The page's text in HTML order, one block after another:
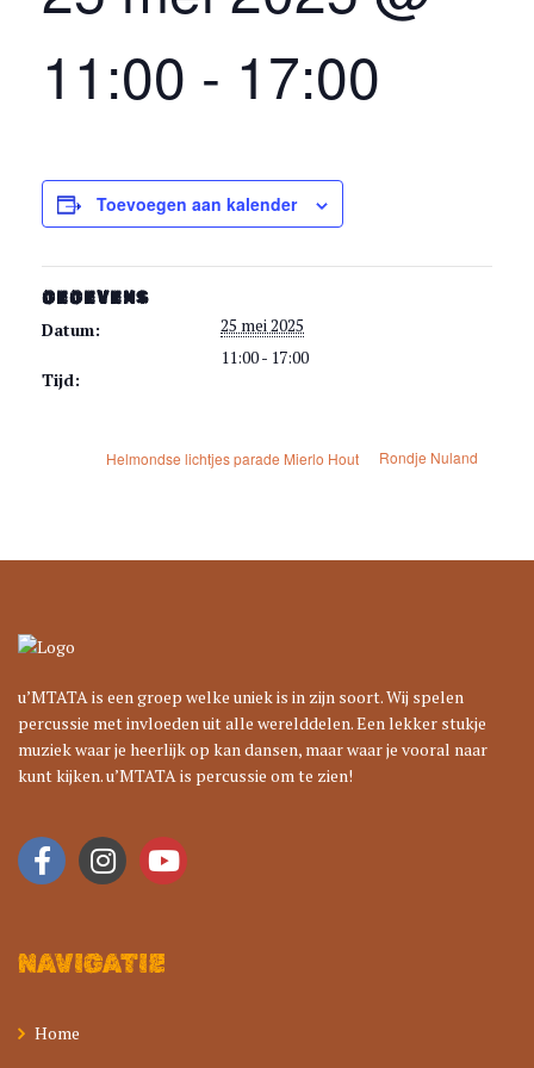
11:00 - 17:00
Toevoegen aan kalender
GEGEVENS
Datum: 25 mei 2025
Tijd:
11:00 - 17:00
Helmondse lichtjes parade Mierlo Hout Rondje Nuland
u’MTATA is een groep welke uniek is in zijn soort. Wij spelen
percussie met invloeden uit alle werelddelen. Een lekker stukje
muziek waar je heerlijk op kan dansen, maar waar je vooral naar
kunt kijken. u’MTATA is percussie om te zien!
NAVIGATIE
Home